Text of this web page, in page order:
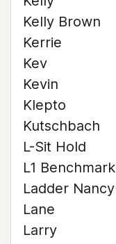
Kelly Brown
Kerrie
Kev
Kevin
Klepto
Kutschbach
L-Sit Hold
L1 Benchmark
Ladder Nancy
Lane
Larry